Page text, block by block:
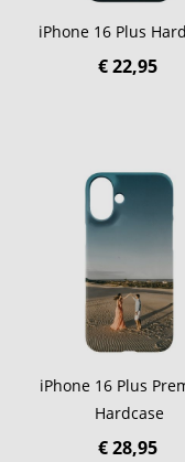
iPhone 16 Plus
€ 22,95
iPhone 16 Plus
Hardcase
€ 28,95